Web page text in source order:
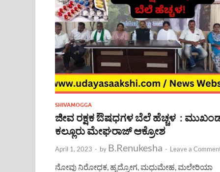
SHIVAMOGGA
ಜೀವ ರಕ್ಷಕ ಔಷಧಗಳ ಬೆಲೆ ಹೆಚ್ಚಳ :
ಕಲ್ಲೂರು ಮೇಘರಾಜ್ ಆಕ್ರೋಶ
April 1, 2023 - by B.Renukesha - Leave a
ನೋವು ನಿರೋಧಕ, ಹೃದ್ರೋಗ, ಮಧುಮೇಹ, ಮಲೇರಿಯಾ